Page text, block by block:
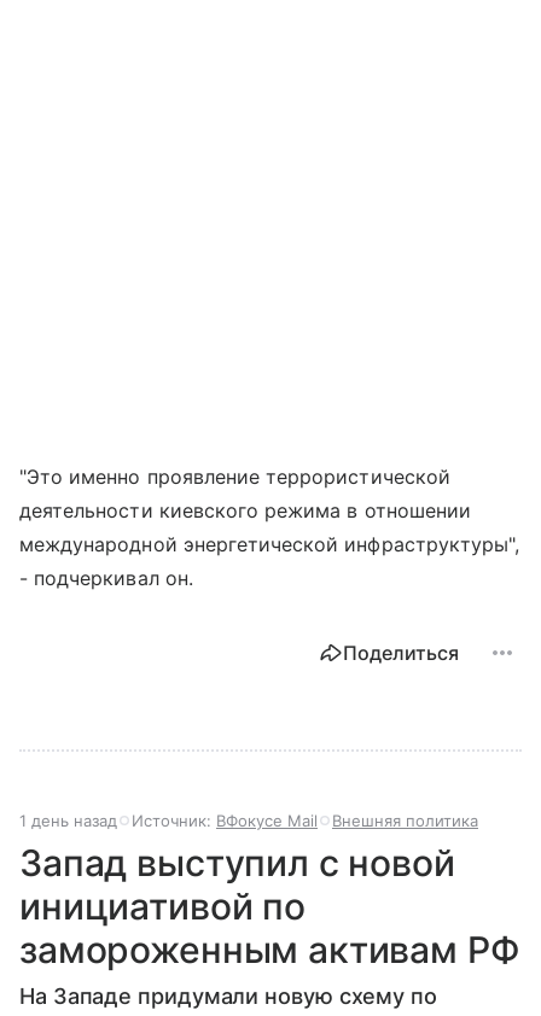
"Это именно проявление террористической
деятельности киевского режима в отношении
международной энергетической инфраструктуры",
- подчеркивал он.
Поделиться
1 день назад Источник: ВФокусе Mail Внешняя политика
Запад выступил с новой
инициативой по
замороженным активам РФ
На Западе придумали новую схему по